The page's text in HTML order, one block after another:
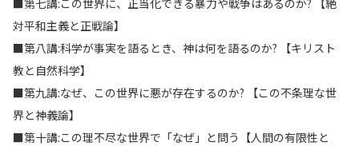
対平和主義と正戦論】
■第八講:科学が事実を語るとき、神は何を語るのか? 【キリスト
教と自然科学】
■第九講:なぜ、この世界に悪が存在するのか? 【この不条理な世
界と神義論】
■第十講:この理不尽な世界で「なぜ」と問う【人間の有限性と